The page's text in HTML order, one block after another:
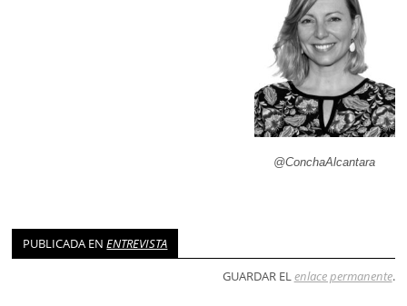
@ConchaAlcantara
PUBLICADA ENENTREVISTA
GUARDAR ELenlace permanente.